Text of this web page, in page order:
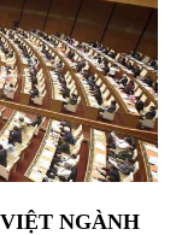
NGÀNH